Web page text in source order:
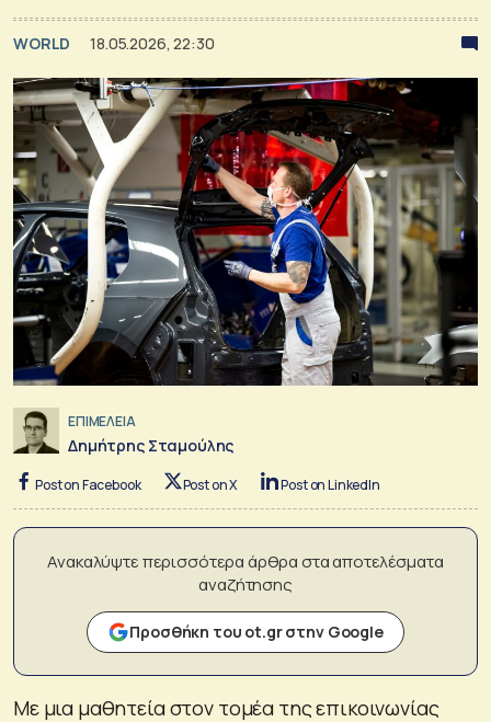
WORLD 18.05.2026, 22:30
ΕΠΙΜΕΛΕΙΑ
Δημήτρης Σταμούλης
Post on Facebook Post on X Post on LinkedIn
Ανακαλύψτε περισσότερα άρθρα στα αποτελέσματα
αναζήτησης
Προσθήκη του ot.gr στην Google
Με μια μαθητεία στον τομέα της επικοινωνίας